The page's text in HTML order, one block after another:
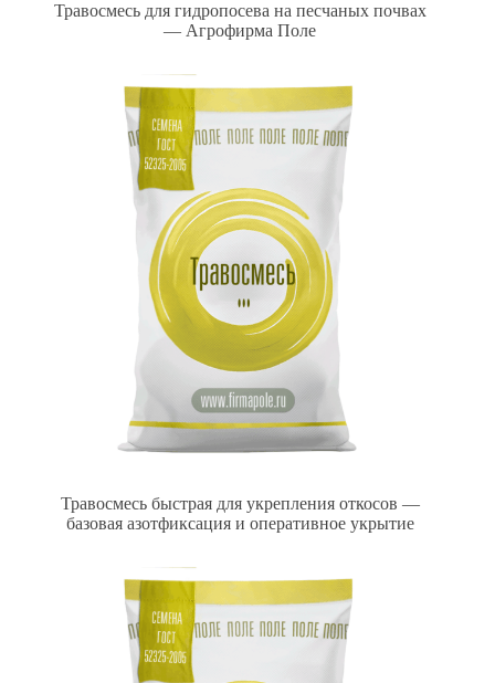
Травосмесь для гидропосева на песчаных почвах
— Агрофирма Поле
Травосмесь быстрая для укрепления откосов —
базовая азотфиксация и оперативное укрытие